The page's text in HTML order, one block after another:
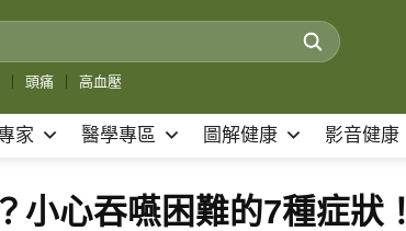
頭痛 高血壓
家 醫學專區 圖解健康 影音健康
小心吞嚥困難的7種症狀！